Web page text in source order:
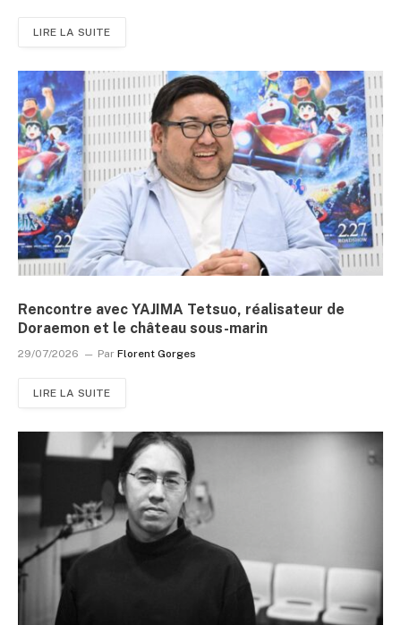
LIRE LA SUITE
Rencontre avec YAJIMA Tetsuo, réalisateur de
Doraemon et le château sous-marin
29/07/2026 Par Florent Gorges
LIRE LA SUITE